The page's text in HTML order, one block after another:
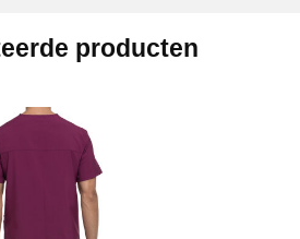
producten